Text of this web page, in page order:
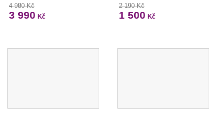
4 980 Kč
3 990 Kč
2 190 Kč
1 500 Kč